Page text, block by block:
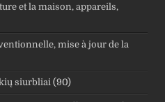
et la maison, appareils,
mise à jour de la
siurbliai (90)